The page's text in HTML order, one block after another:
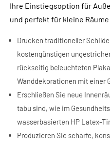
Ihre Einstiegsoption für
und perfekt für kleine Räume
Drucken traditioneller
kostengünstigen
rückseitig beleuchteten
Wanddekorationen mit einer
Erschließen Sie neue
tabu sind, wie im
wasserbasierten HP Latex-
Produzieren Sie scharfe,